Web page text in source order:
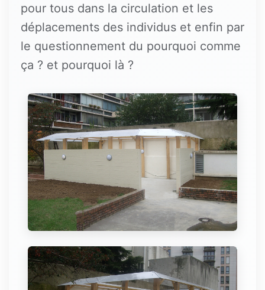
pour tous dans la circulation et les
déplacements des individus et enfin par
le questionnement du pourquoi comme
ça ? et pourquoi là ?